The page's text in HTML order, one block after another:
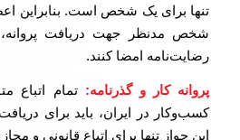
تنها برای یک شخص است. بنابراین
شخص مدنظر جهت دریافت
رضایت‌نامه امضا کنند.
پروانه کار و گذرنامه: تمام اتباع
کسب‌وکار در ایران، باید برای دریافت
این جواز تنها برای اتباع قانونی و